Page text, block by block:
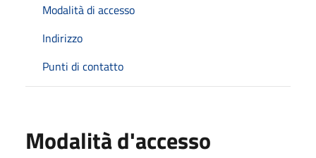
Modalità di accesso
Indirizzo
Punti di contatto
Modalità d'accesso